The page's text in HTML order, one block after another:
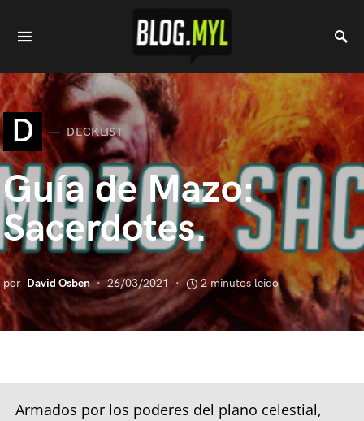
D DECKLIST
Guía de Mazo:
Sacerdotes.
por David Osben 26/03/2021 2 minutos leido
Armados por los poderes del plano celestial,